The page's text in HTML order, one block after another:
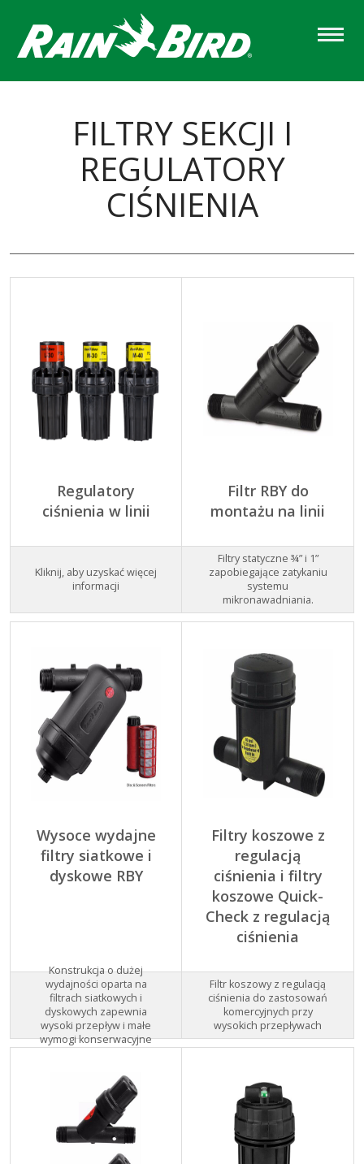
main
content
FILTRY SEKCJI I
REGULATORY
CIŚNIENIA
Regulatory
ciśnienia w linii
Kliknij, aby uzyskać więcej
informacji
Filtr RBY do
montażu na linii
Filtry statyczne ¾” i 1”
zapobiegające zatykaniu
systemu
mikronawadniania.
Wysoce wydajne
filtry siatkowe i
dyskowe RBY
Konstrukcja o dużej
wydajności oparta na
filtrach siatkowych i
dyskowych zapewnia
wysoki przepływ i małe
wymogi konserwacyjne
Filtry koszowe z
regulacją
ciśnienia i filtry
koszowe Quick-
Check z regulacją
ciśnienia
Filtr koszowy z regulacją
ciśnienia do zastosowań
komercyjnych przy
wysokich przepływach